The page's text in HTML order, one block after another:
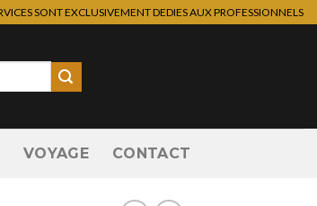
SONT EXCLUSIVEMENT DEDIES AUX PROFESSIONNELS
VOYAGE CONTACT